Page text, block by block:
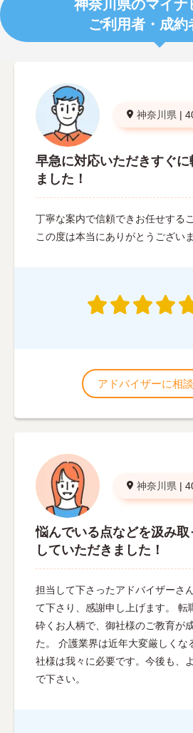
神奈川県のマイナ
ご利用者・成約
神奈川県 |
早急に対応いただきすぐに
ました！
丁寧な案内で信頼できお任せする
この度は本当にありがとうございま
アドバイザーに相
神奈川県 |
悩んでいる点などを汲み
していただきました！
担当して下さったアドバイザーさ
て下さり、感謝申し上げます。 転
砕くお人柄で、御社様のご教育が
た。 介護業界は近年大変厳しくな
社様は我々に必要です。今後も、
で下さい。